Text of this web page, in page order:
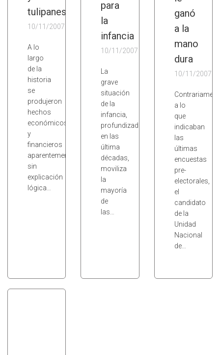
tulipanes
10/11/2007
A lo
largo
de la
historia
se
produjeron
hechos
económicos
y
financieros
aparentemente
sin
explicación
lógica…
para
la
infancia
10/11/2007
La
grave
situación
de la
infancia,
profundizada
en las
última
décadas,
moviliza
la
mayoría
de
las…
ganó
a la
mano
dura
10/11/2007
a lo
que
indicaban
las
últimas
encuestas
pre-
electorales,
el
candidato
de la
Unidad
Nacional
de…